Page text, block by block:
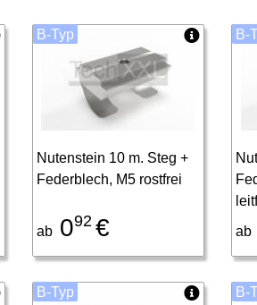
Nutenstein 10 m. Steg +
Federblech, M5 rostfrei
ab092 €
B-Typ
ab
B-
B-Typ B-